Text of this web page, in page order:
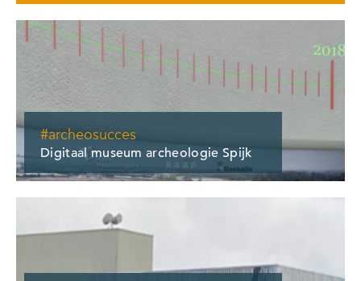
#archeosucces
Digitaal museum archeologie Spijk